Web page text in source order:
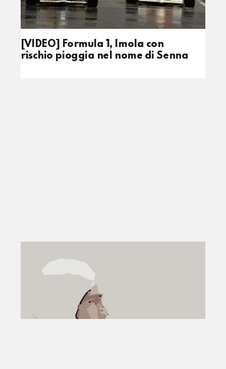
[VIDEO] Formula 1, Imola con
rischio pioggia nel nome di Senna